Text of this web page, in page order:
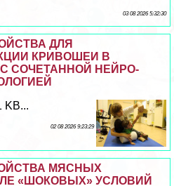
03 08 2026 5:32:30
ДЛЯ
КРИВОШЕИ В
СОЧЕТАННОЙ НЕЙРО-
KB...
02 08 2026 9:23:29
МЯСНЫХ
«ШОКОВЫХ» УСЛОВИЙ